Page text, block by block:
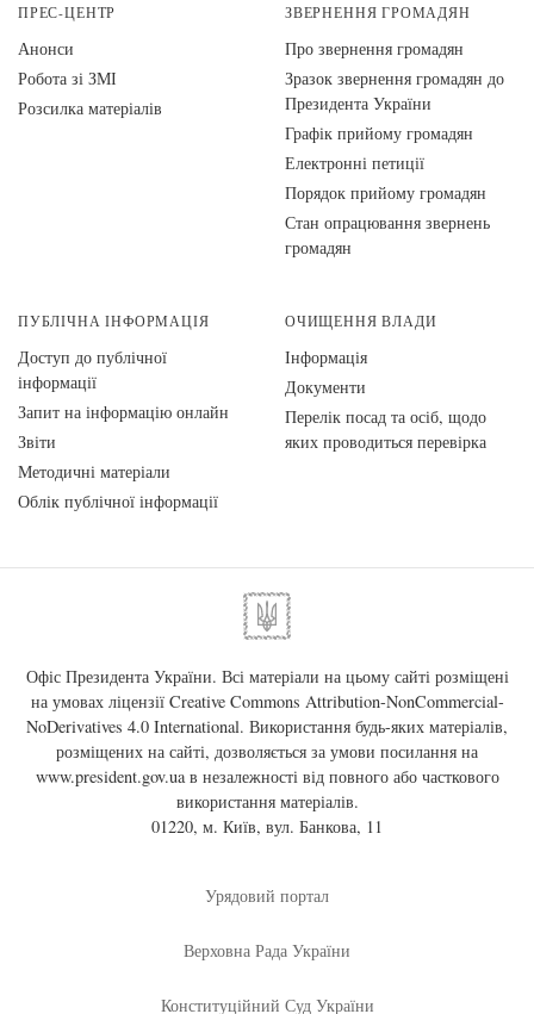
ПРЕС-ЦЕНТР
Анонси
Робота зі ЗМІ
Розсилка матеріалів
ЗВЕРНЕННЯ ГРОМАДЯН
Про звернення громадян
Зразок звернення громадян до
Президента України
Графік прийому громадян
Електронні петиції
Порядок прийому громадян
Стан опрацювання звернень
громадян
ПУБЛІЧНА ІНФОРМАЦІЯ
Доступ до публічної
інформації
Запит на інформацію онлайн
Звіти
Методичні матеріали
Облік публічної інформації
ОЧИЩЕННЯ ВЛАДИ
Інформація
Документи
Перелік посад та осіб, щодо
яких проводиться перевірка
Офіс Президента України. Всі матеріали на цьому сайті розміщені
на умовах ліцензії Creative Commons Attribution-NonCommercial-
NoDerivatives 4.0 International. Використання будь-яких матеріалів,
розміщених на сайті, дозволяється за умови посилання на
www.president.gov.uaв незалежності від повного або часткового
використання матеріалів.
01220, м. Київ, вул. Банкова, 11
Урядовий портал
Верховна Рада України
Конституційний Суд України